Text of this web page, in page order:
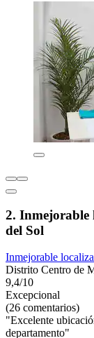
2. Inmejorable
del Sol
Inmejorable
Distrito Centro de
9,4/10
Excepcional
(26 comentarios)
"Excelente
departamento"